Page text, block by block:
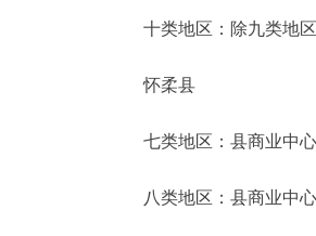
十类地区：除九类地区
怀柔县
七类地区：县商业中心
八类地区：县商业中心